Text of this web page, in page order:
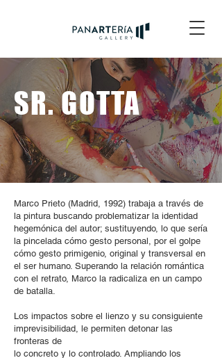
SR. GOTTA
Marco Prieto (Madrid, 1992) trabaja a través de
la pintura buscando problematizar la identidad
hegemónica del autor; sustituyendo, lo que sería
la pincelada cómo gesto personal, por el golpe
cómo gesto primigenio, original y transversal en
el ser humano. Superando la relación romántica
con el retrato, Marco la radicaliza en un campo
de batalla.
Los impactos sobre el lienzo y su consiguiente
imprevisibilidad, le permiten detonar las
fronteras de
lo concreto y lo controlado. Ampliando los